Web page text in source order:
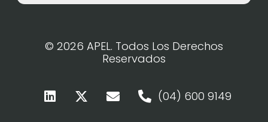
© 2026 APEL. Todos Los Derechos
Reservados
(04) 600 9149